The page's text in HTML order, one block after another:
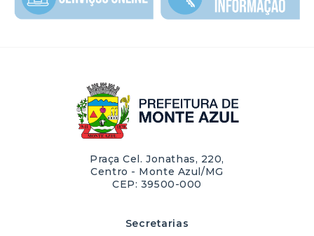
Praça Cel. Jonathas, 220,
Centro - Monte Azul/MG
CEP: 39500-000
Secretarias